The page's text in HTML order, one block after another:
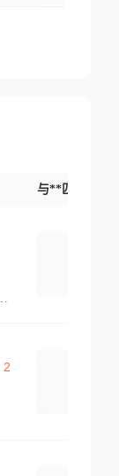
与**匹配交易
2